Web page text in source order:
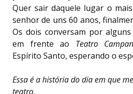
Quer sair daquele lugar o
senhor de uns 60 anos,
Os dois conversam por
em frente ao Teatro
Espírito Santo, esperando o
Essa é a história do dia em que
teatro.